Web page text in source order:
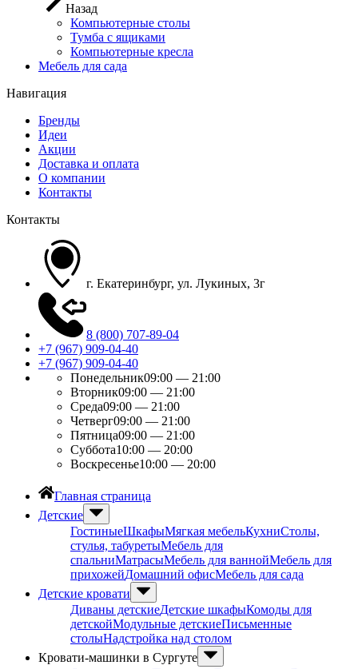
Назад
Компьютерные столы
Тумба с ящиками
Компьютерные кресла
Мебель для сада
Навигация
Бренды
Идеи
Акции
Доставка и оплата
О компании
Контакты
Контакты
г. Екатеринбург, ул. Лукиных, 3г
8 (800) 707-89-04
+7 (967) 909-04-40
+7 (967) 909-04-40
Понедельник09:00 — 21:00
Вторник09:00 — 21:00
Среда09:00 — 21:00
Четверг09:00 — 21:00
Пятница09:00 — 21:00
Суббота10:00 — 20:00
Воскресенье10:00 — 20:00
Главная страница
Детские
ГостиныеШкафыМягкая мебельКухниСтолы,
стулья, табуретыМебель для
спальниМатрасыМебель для ваннойМебель для
прихожейДомашний офисМебель для сада
Детские кровати
Диваны детскиеДетские шкафыКомоды для
детскойМодульные детскиеПисьменные
столыНадстройка над столом
Кровати-машинки в Сургуте